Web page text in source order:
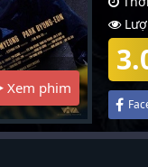
Xem phim